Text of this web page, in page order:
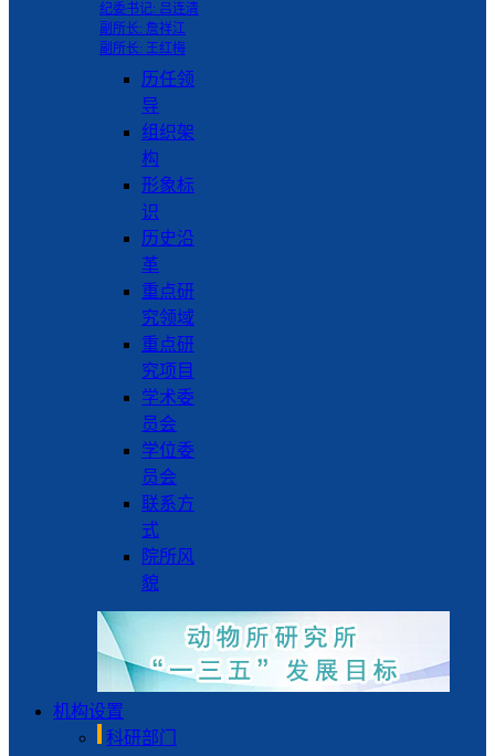
纪委书记: 吕连清
副所长: 詹祥江
副所长: 王红梅
历任领
导
组织架
构
形象标
识
历史沿
革
重点研
究领域
重点研
究项目
学术委
员会
学位委
员会
联系方
式
院所风
貌
机构设置
科研部门